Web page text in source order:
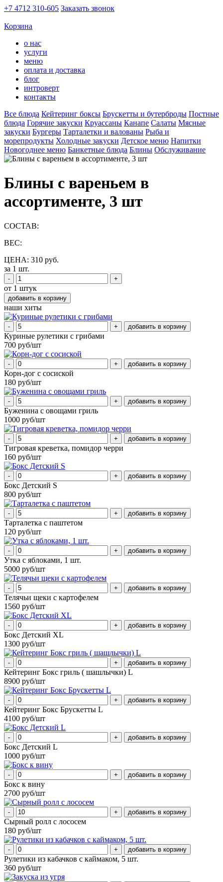
+7 4712 310-605 Заказать звонок
Корзина
о нас
услуги
меню
оплата и доставка
блог
интроверт
контакты
Все блюда Кейтеринг боксы Брускетты и бутерброды Постные
блюда Горячие закуски Круассаны Канапе Салаты Мясные
закуски Бургеры Тарталетки и валованы Рыба и
морепродукты Холодные закуски Детское меню Напитки
Новогоднее меню Банкетные блюда Блины Обслуживание
Блины с вареньем в
ассортименте, 3 шт
СОСТАВ:
ВЕС:
ЦЕНА: 310 руб.
за 1 шт.
- +
от 1 штук
наши хиты
- +
Куриные рулетики с грибами
700 руб/шт
- +
Корн-дог с сосиской
180 руб/шт
- +
Буженина с овощами гриль
1000 руб/шт
- +
Тигровая креветка, помидор черри
160 руб/шт
- +
Бокс Детский S
800 руб/шт
- +
Тарталетка с паштетом
120 руб/шт
- +
Утка с яблоками, 1 шт.
5000 руб/шт
- +
Телячьи щеки с картофелем
1560 руб/шт
- +
Бокс Детский XL
1300 руб/шт
- +
Кейтеринг Бокс гриль ( шашлычки) L
8900 руб/шт
- +
Кейтеринг Бокс Брускетты L
4100 руб/шт
- +
Бокс Детский L
1000 руб/шт
- +
Бокс к вину
2700 руб/шт
- +
Сырный ролл с лососем
180 руб/шт
- +
Рулетики из кабачков с каймаком, 5 шт.
360 руб/шт